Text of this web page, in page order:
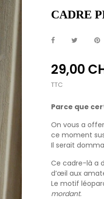
CADRE
29,00
TTC
Parce que
On vous a
ce moment
Il serait
Ce cadre-là a
d’œil aux
Le motif
mordant.